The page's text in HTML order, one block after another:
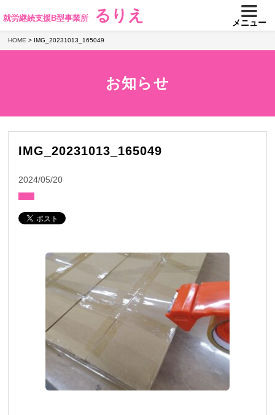
就労継続支援B型事業所 るりえ メニュー
HOME > IMG_20231013_165049
お知らせ
IMG_20231013_165049
2024/05/20